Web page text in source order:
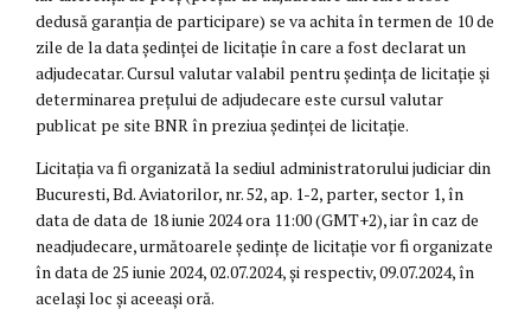
dedusă garanția de participare) se va achita în termen de 10 de
zile de la data ședinței de licitație în care a fost declarat un
adjudecatar. Cursul valutar valabil pentru ședința de licitație și
determinarea prețului de adjudecare este cursul valutar
publicat pe site BNR în preziua ședinței de licitație.
Licitația va fi organizată la sediul administratorului judiciar din
Bucuresti, Bd. Aviatorilor, nr. 52, ap. 1-2, parter, sector 1, în
data de data de 18 iunie 2024 ora 11:00 (GMT+2), iar în caz de
neadjudecare, următoarele ședințe de licitație vor fi organizate
în data de 25 iunie 2024, 02.07.2024, și respectiv, 09.07.2024, în
același loc și aceeași oră.